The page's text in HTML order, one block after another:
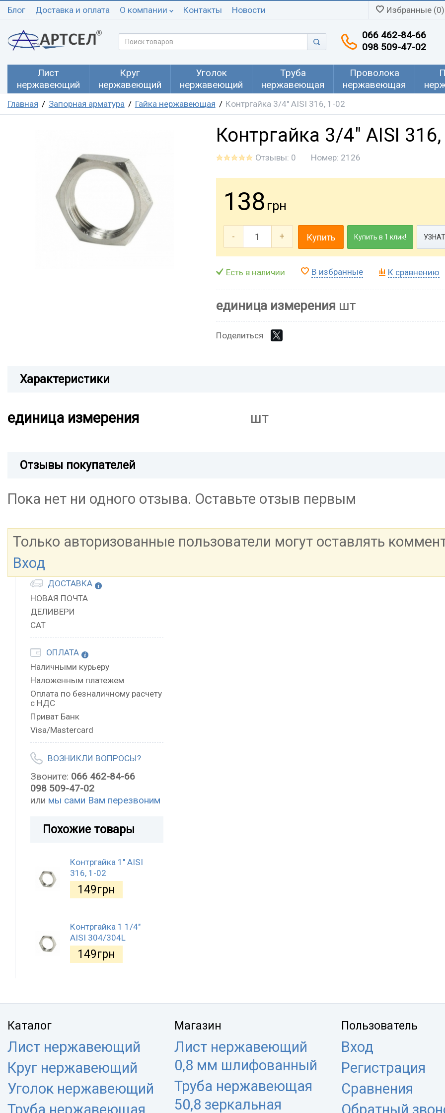
Блог Доставка и оплата О компании Контакты Новости Избранные (0)
066 462-84-66
098 509-47-02
Лист
нержавеющий
Круг
нержавеющий
Уголок
нержавеющий
Труба
нержавеющая
Проволока
нержавеющая
Главная Запорная арматура Гайка нержавеющая Контргайка 3/4" AISI 316, 1-02
Контргайка 3/4" AISI
Отзывы: 0 Номер: 2126
138 грн
- + Купить Купить в 1 клик!
Есть в наличии В избранные К сравнению
единица измерения шт
Поделиться
Характеристики
единица измерения шт
Отзывы покупателей
Пока нет ни одного отзыва. Оставьте отзыв первым
Только авторизованные пользователи могут оставлять
Вход
ДОСТАВКА
НОВАЯ ПОЧТА
ДЕЛИВЕРИ
САТ
ОПЛАТА
Наличными курьеру
Наложенным платежем
Оплата по безналичному расчету
с НДС
Приват Банк
Visa/Mastercard
ВОЗНИКЛИ ВОПРОСЫ?
Звоните: 066 462-84-66
098 509-47-02
или мы сами Вам перезвоним
Похожие товары
Контргайка 1" AISI
316, 1-02
149грн
Контргайка 1 1/4"
AISI 304/304L
149грн
Каталог
Лист нержавеющий
Круг нержавеющий
Уголок нержавеющий
Труба нержавеющая
Магазин
Лист нержавеющий
0,8 мм шлифованный
Труба нержавеющая
50,8 зеркальная
Пользователь
Вход
Регистрация
Сравнения
Обратный